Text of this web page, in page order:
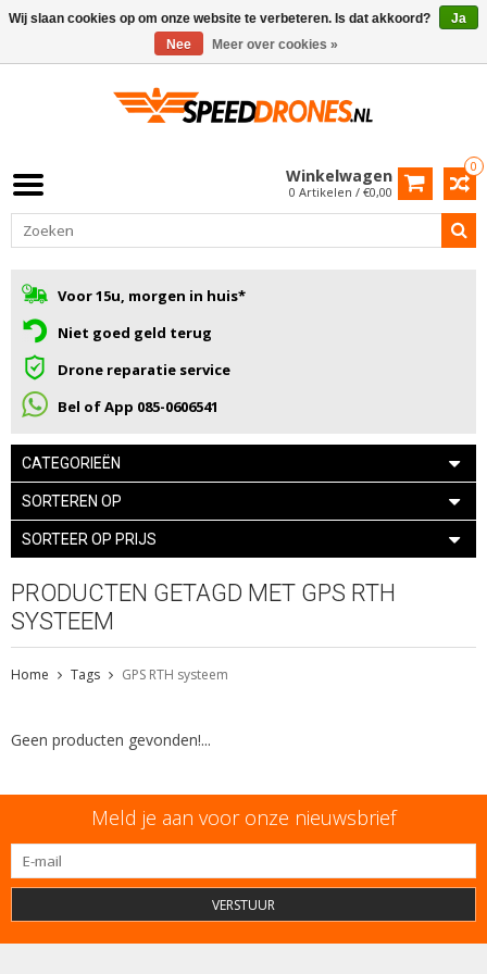
0
Winkelwagen
0 Artikelen / €0,00
Voor 15u, morgen in huis*
Niet goed geld terug
Drone reparatie service
Bel of App 085-0606541
CATEGORIEËN
SORTEREN OP
SORTEER OP PRIJS
PRODUCTEN GETAGD MET GPS RTH
SYSTEEM
Home Tags GPS RTH systeem
Geen producten gevonden!...
Meld je aan voor onze nieuwsbrief
VERSTUUR
Wij slaan cookies op om onze website te verbeteren. Is dat akkoord?
Ja
Nee
Meer over cookies »